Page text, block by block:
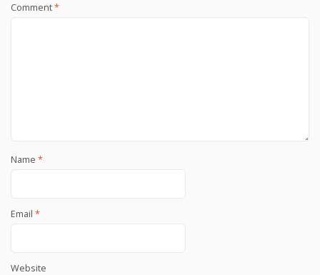
Comment*
Name *
Email *
Website